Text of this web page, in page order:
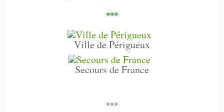
***
Ville de Périgueux
Secours de France
***